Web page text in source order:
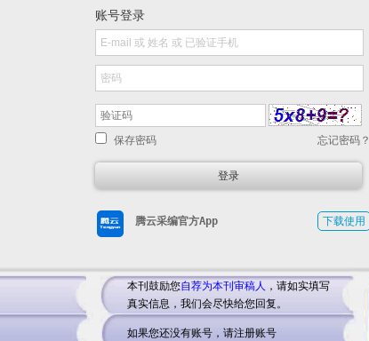
账号登录
保存密码 忘记密码？
腾云采编官方App 下载使用
本刊鼓励您自荐为本刊审稿人 ，请如实填写
真实信息，我们会尽快给您回复。
如果您还没有账号，请注册账号